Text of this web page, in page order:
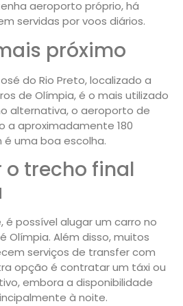
aeroporto próprio, há
servidas por voos diários.
próximo
do Rio Preto, localizado a
de Olímpia, é o mais utilizado
alternativa, o aeroporto de
a aproximadamente 180
uma boa escolha.
o trecho final
é possível alugar um carro no
Olímpia. Além disso, muitos
serviços de transfer com
opção é contratar um táxi ou
embora a disponibilidade
à noite.